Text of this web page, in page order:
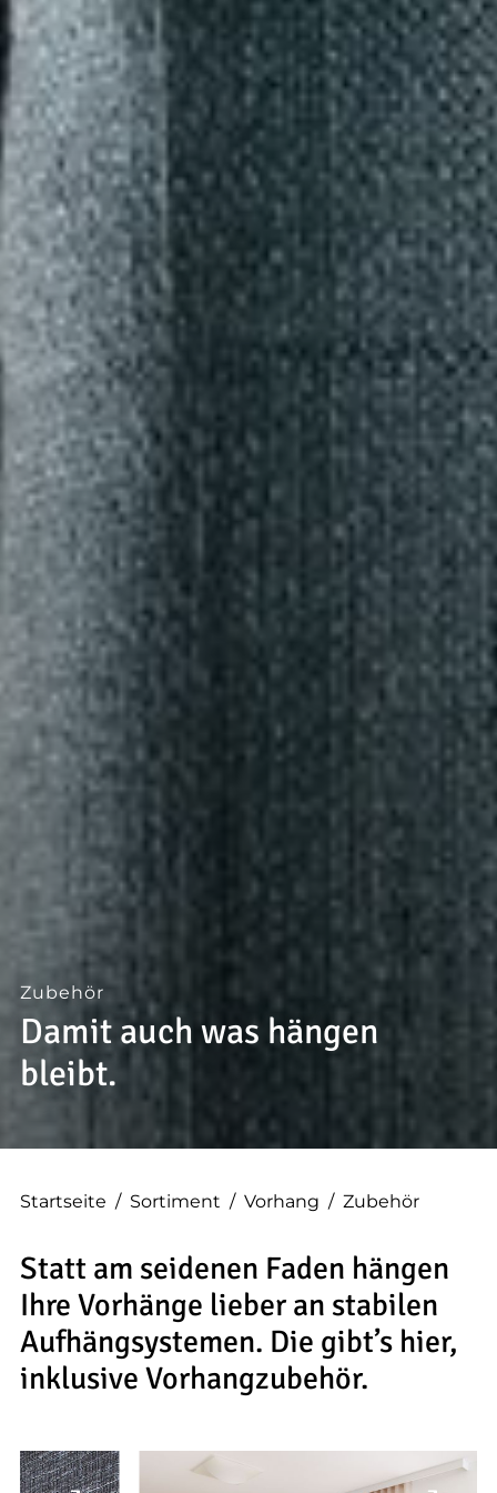
--
--
--
--
Zubehör
Damit auch was hängen
bleibt.
Startseite / Sortiment / Vorhang / Zubehör
Statt am seidenen Faden hängen
Ihre Vorhänge lieber an stabilen
Aufhängsystemen. Die gibt’s hier,
inklusive Vorhangzubehör.